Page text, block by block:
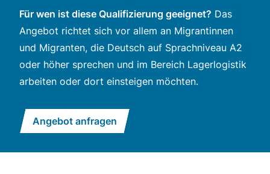
Für wen ist diese Qualifizierung geeignet? Das
Angebot richtet sich vor allem an Migrantinnen
und Migranten, die Deutsch auf Sprachniveau A2
oder höher sprechen und im Bereich Lagerlogistik
arbeiten oder dort einsteigen möchten.
Angebot anfragen